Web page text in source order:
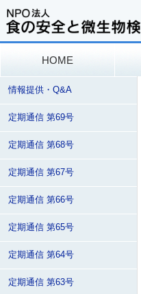
HOME
情報提供・Q&A
定期通信 第69号
定期通信 第68号
定期通信 第67号
定期通信 第66号
定期通信 第65号
定期通信 第64号
定期通信 第63号